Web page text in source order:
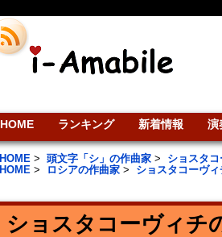
HOME ランキング 新着情報 演
HOME > 頭文字「シ」の作曲家 > ショスタ
HOME > ロシアの作曲家 > ショスタコーヴィ
ショスタコーヴィチ